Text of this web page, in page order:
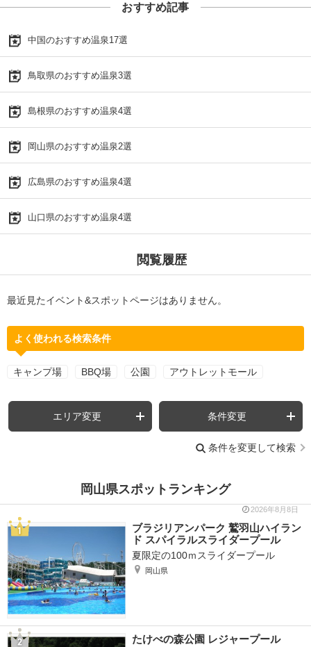
おすすめ記事
中国のおすすめ温泉17選
鳥取県のおすすめ温泉3選
島根県のおすすめ温泉4選
岡山県のおすすめ温泉2選
広島県のおすすめ温泉4選
山口県のおすすめ温泉4選
閲覧履歴
最近見たイベント&スポットページはありません。
よく使われる検索条件
キャンプ場 BBQ場 公園 アウトレットモール
エリア変更 条件変更
条件を変更して検索
岡山県スポットランキング
2026年8月8日
ブラジリアンパーク 鷲羽山ハイラン
ド スパイラルスライダープール
夏限定の100ｍスライダープール
岡山県
たけべの森公園 レジャープール